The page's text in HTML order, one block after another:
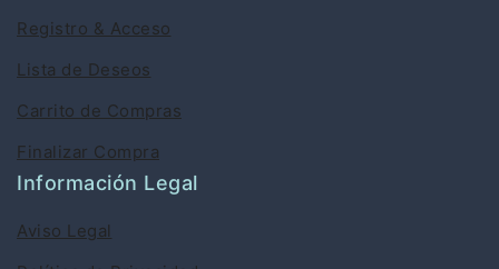
Registro & Acceso
Lista de Deseos
Carrito de Compras
Finalizar Compra
Información Legal
Aviso Legal